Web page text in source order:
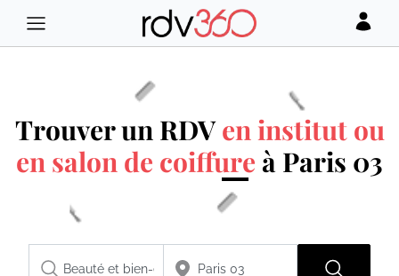
Trouver un RDVen institut ou
en salon de coiffure à Paris 03